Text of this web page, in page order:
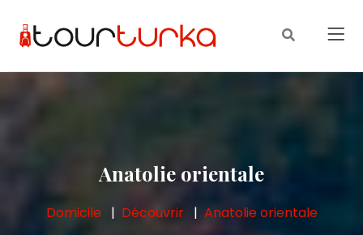
Anatolie orientale
Domicile Découvrir Anatolie orientale